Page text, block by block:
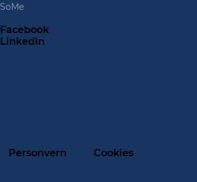
SoMe
Facebook
LinkedIn
Personvern Cookies